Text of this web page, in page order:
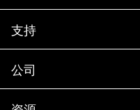
如何购买
联系销售部门
寻找合作伙伴
试用产品
支持
支持
训练
公司
公司